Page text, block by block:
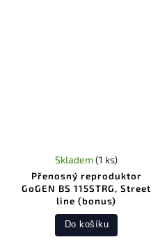
Přenosný reproduktor
GoGEN BS 115STRG, Street
line (bonus)
Skladem(1 ks)
Do košíku